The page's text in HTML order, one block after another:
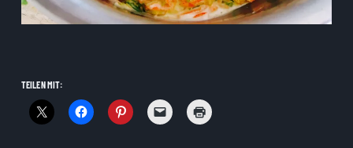
TEILEN MIT: